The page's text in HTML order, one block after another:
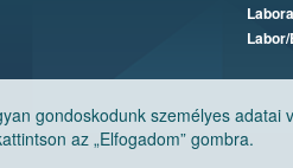
gondoskodunk személyes
az „Elfogadom” gombra.